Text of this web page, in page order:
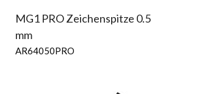
MG1 PRO Zeichenspitze 0.5
mm
AR64050PRO